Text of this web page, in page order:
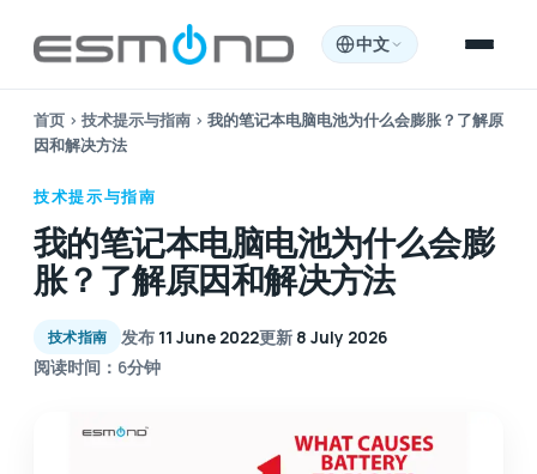
中文
首页 › 技术提示与指南 › 我的笔记本电脑电池为什么会膨胀？了解原
因和解决方法
技术提示与指南
我的笔记本电脑电池为什么会膨
胀？了解原因和解决方法
技术指南 发布 11 June 2022更新 8 July 2026
阅读时间：6分钟